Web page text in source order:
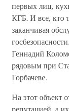
первых лиц,
КГБ. И все, кто
заканчивая
Геннадий
рядовым при
Горбачеве.
На этот объект
репутацией, а